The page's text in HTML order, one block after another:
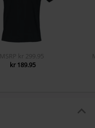
MSRP kr 299.95
kr 189.95